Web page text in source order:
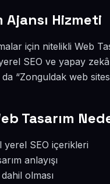
Ajansı Hizmeti
için nitelikli Web
SEO ve yapay
da “Zonguldak web
Tasarım
SEO içerikleri
anlayışı
olması